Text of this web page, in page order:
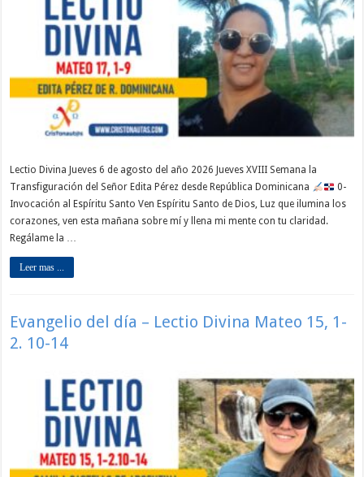
Lectio Divina Jueves 6 de agosto del año 2026 Jueves XVIII Semana la
Transfiguración del Señor Edita Pérez desde República Dominicana
0-
Invocación al Espíritu Santo Ven Espíritu Santo de Dios, Luz que ilumina los
corazones, ven esta mañana sobre mí y llena mi mente con tu claridad.
Regálame la …
Leer mas ...
Evangelio del día – Lectio Divina Mateo 15, 1-
2. 10-14